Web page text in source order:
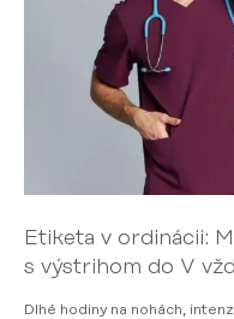
Etiketa v ordinácii:
s výstrihom do V
Dlhé hodiny na nohách,